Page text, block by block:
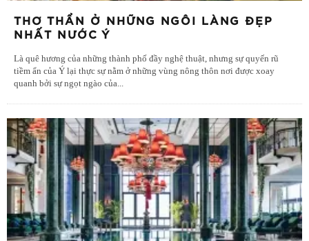
THƠ THẨN Ở NHỮNG NGÔI LÀNG ĐẸP
NHẤT NƯỚC Ý
Là quê hương của những thành phố đầy nghệ thuật, nhưng sự quyến rũ
tiềm ẩn của Ý lại thực sự nằm ở những vùng nông thôn nơi được xoay
quanh bởi sự ngọt ngào của...